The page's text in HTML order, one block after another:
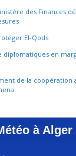
des Finances
El-Qods
en
de la coopération
à Alger